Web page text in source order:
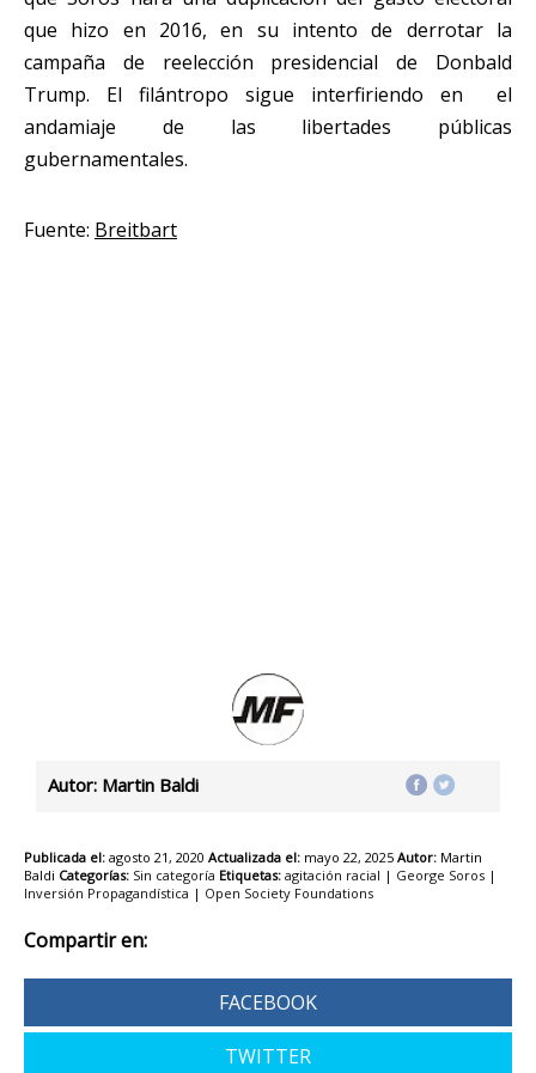
que hizo en 2016, en su intento de derrotar la
campaña de reelección presidencial de Donbald
Trump. El filántropo sigue interfiriendo en el
andamiaje de las libertades públicas
gubernamentales.
Fuente: Breitbart
Autor: Martin Baldi
Publicada el: agosto 21, 2020 Actualizada el: mayo 22, 2025 Autor: Martin
Baldi Categorías: Sin categoría Etiquetas: agitación racial | George Soros |
Inversión Propagandística | Open Society Foundations
Compartir en:
FACEBOOK
TWITTER